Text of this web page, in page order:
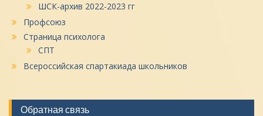
ШСК-архив 2022-2023 гг
Профсоюз
Страница психолога
СПТ
Всероссийская спартакиада школьников
Обратная связь